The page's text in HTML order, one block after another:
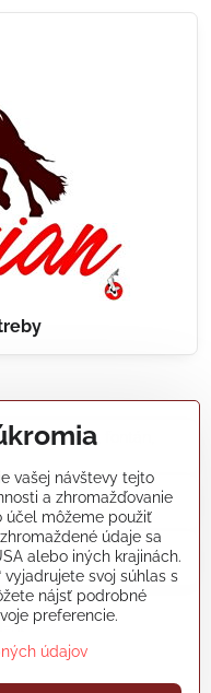
fontán,
vašej návštevy tejto
a zhromažďovanie
účel môžeme použiť
údaje sa
alebo iných krajinách.
vyjadrujete svoj súhlas s
nájsť podrobné
preferencie.
údajov